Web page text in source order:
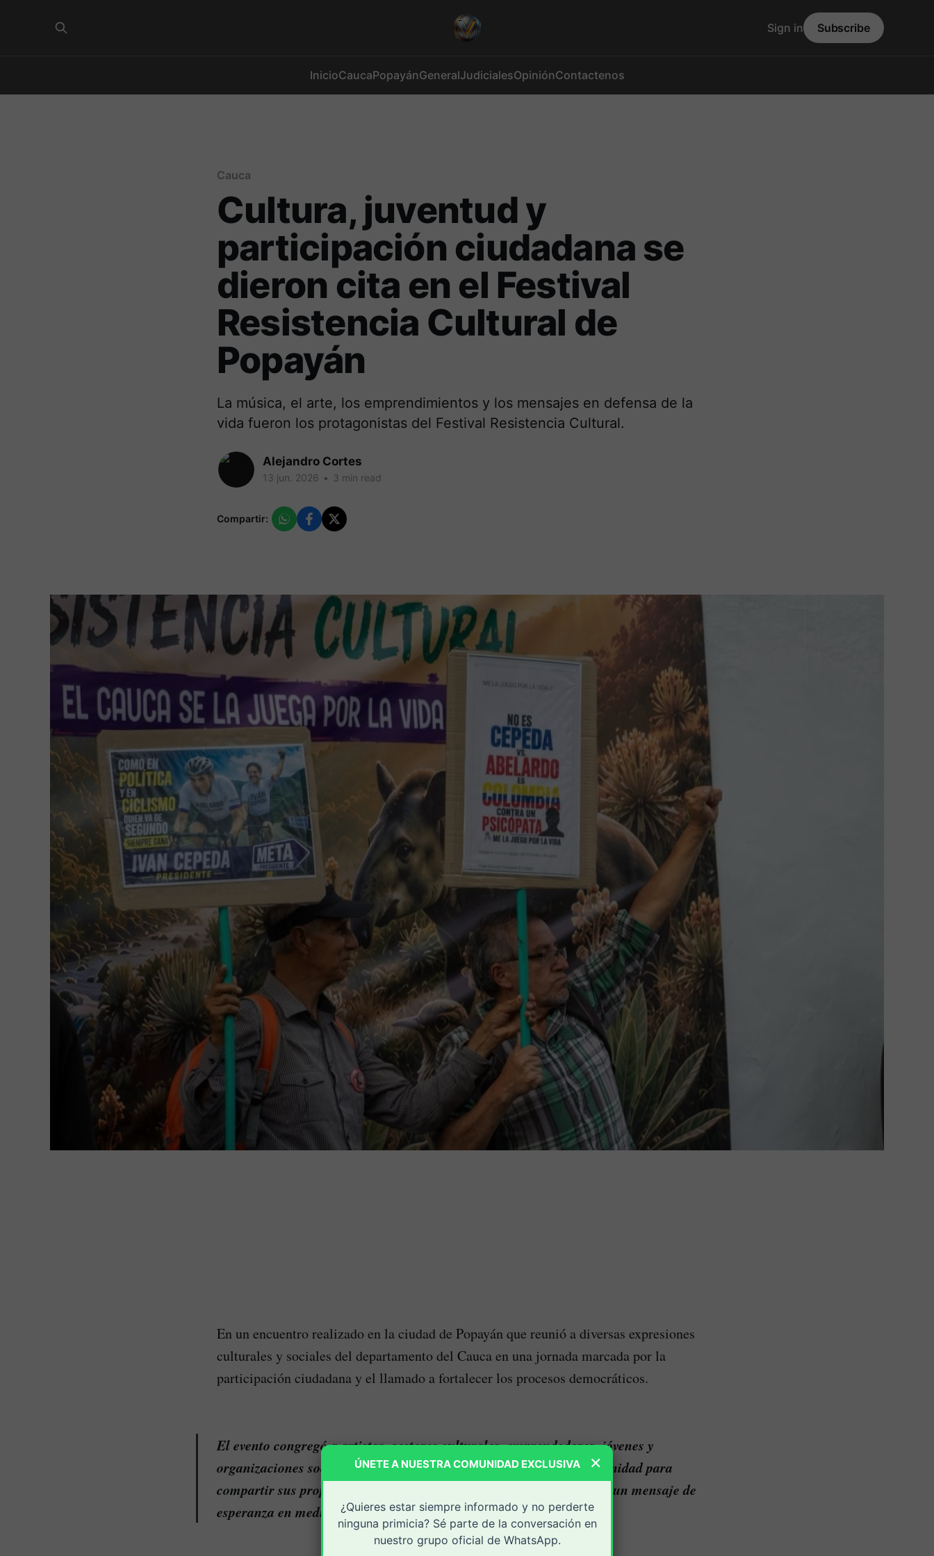
InicioCaucaPopayánGeneralJudicialesOpiniónContactenos
Sign in Subscribe
Cauca
Cultura, juventud y
participación ciudadana se
dieron cita en el Festival
Resistencia Cultural de
Popayán
La música, el arte, los emprendimientos y los mensajes en defensa de la
vida fueron los protagonistas del Festival Resistencia Cultural.
Alejandro Cortes
13 jun. 2026 • 3 min read
Compartir:
En un encuentro realizado en la ciudad de Popayán que reunió a diversas expresiones
culturales y sociales del departamento del Cauca en una jornada marcada por la
participación ciudadana y el llamado a fortalecer los procesos democráticos.
El evento congregó a artistas, gestores culturales, emprendedores, jóvenes y
organizaciones sociales que encontraron en este espacio una oportunidad para
compartir sus propuestas, fortalecer los lazos comunitarios y enviar un mensaje de
esperanza en medio de los desafíos que enfrenta la región.
×
ÚNETE A NUESTRA COMUNIDAD EXCLUSIVA
¿Quieres estar siempre informado y no perderte
ninguna primicia? Sé parte de la conversación en
nuestro grupo oficial de WhatsApp.